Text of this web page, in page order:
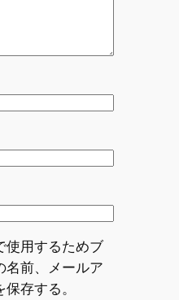
使用するためブ
名前、メールア
存する。